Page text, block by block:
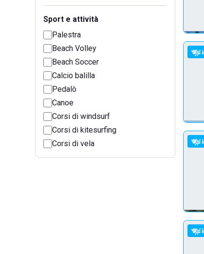
Sport e attività
Palestra
Beach Volley
Beach Soccer
Calcio balilla
Pedalò
Canoe
Corsi di windsurf
Corsi di kitesurfing
Corsi di vela